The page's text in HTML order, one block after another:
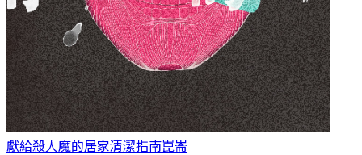
獻給殺人魔的居家清潔指南崑崙